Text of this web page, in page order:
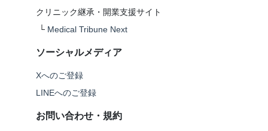
クリニック継承・開業支援サイト
└ Medical Tribune Next
ソーシャルメディア
Xへのご登録
LINEへのご登録
お問い合わせ・規約